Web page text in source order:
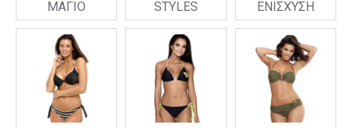
Styles που... γράφουν στο Instagram
Μην παίζεις safe – τόλμησέ το! Δες τώρα όλα τα
γυναικεία μαγιό 2026
και ζήσε το πιο αισθησιακό
καλοκαίρι της ζωής σου.
ΜΑΓΙΟ
STYLES
ΕΝΙΣΧΥΣΗ